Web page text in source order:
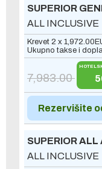
SUPERIOR
ALL INCLUSIVE
Krevet 2 x 1,972.00
Ukupno takse i
7,983.00
Rezervišite
SUPERIOR ALL
ALL INCLUSIVE